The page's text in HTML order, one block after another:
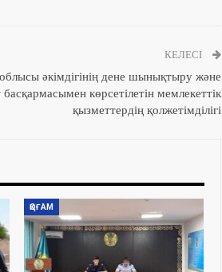
КЕЛЕСІ
әкімдігінің дене шынықтыру және
көрсетілетін мемлекеттік
қызметтердің қолжетімділігі
ҚОҒАМ